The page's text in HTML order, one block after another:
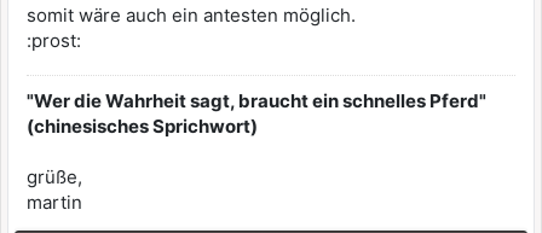
somit wäre auch ein antesten möglich.
:prost:
"Wer die Wahrheit sagt, braucht ein schnelles Pferd"
(chinesisches Sprichwort)
grüße,
martin